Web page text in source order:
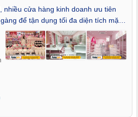
nhiều cửa hàng kinh doanh ưu tiên
để tận dụng tối đa diện tích mặt
hàng được bố trí hợp lý, việc sắp xếp
mua sắm cũng trở nên thuận tiện
cửa hàng có xu hướng tìm xưởng
P. Vĩnh Hội Tp. HCM uy tín giá rẻ có
tích thực tế, kết cấu ổn định và hỗ
số các đơn vị sản xuất trực tiếp
là xưởng được khách hàng tại Vĩnh